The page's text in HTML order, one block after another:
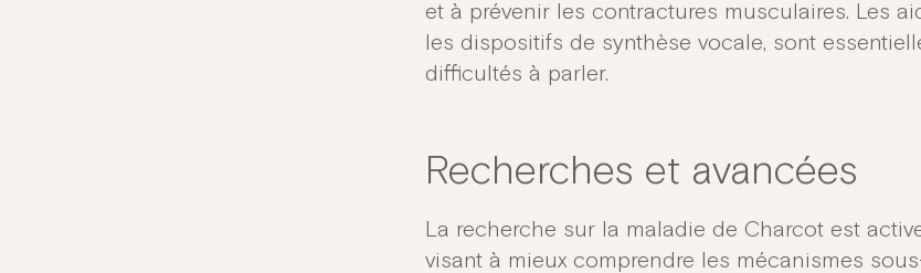
et à prévenir les contractures musculaires. Les
les dispositifs de synthèse vocale, sont
difficultés à parler.
Recherches et avancées
La recherche sur la maladie de Charcot est
visant à mieux comprendre les mécanismes